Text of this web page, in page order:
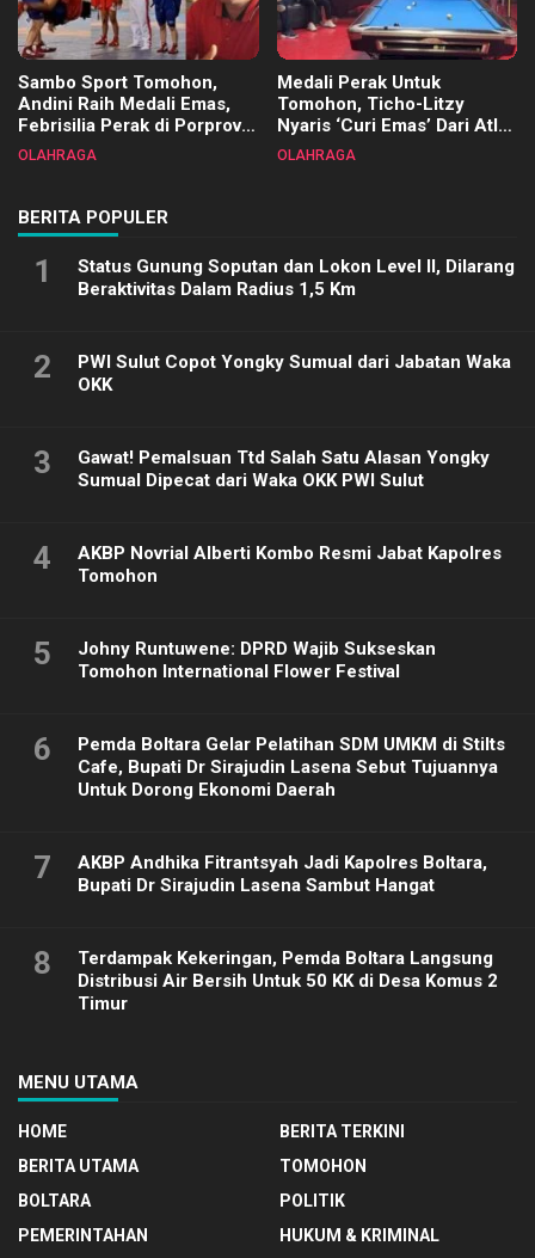
Sambo Sport Tomohon,
Andini Raih Medali Emas,
Febrisilia Perak di Porprov
Sulut 2025
OLAHRAGA
Medali Perak Untuk
Tomohon, Ticho-Litzy
Nyaris ‘Curi Emas’ Dari Atlet
Biliar PON di Porprov Sulut
OLAHRAGA
BERITA POPULER
1
Status Gunung Soputan dan Lokon Level II, Dilarang
Beraktivitas Dalam Radius 1,5 Km
2
PWI Sulut Copot Yongky Sumual dari Jabatan Waka
OKK
3
Gawat! Pemalsuan Ttd Salah Satu Alasan Yongky
Sumual Dipecat dari Waka OKK PWI Sulut
4
AKBP Novrial Alberti Kombo Resmi Jabat Kapolres
Tomohon
5
Johny Runtuwene: DPRD Wajib Sukseskan
Tomohon International Flower Festival
6
Pemda Boltara Gelar Pelatihan SDM UMKM di Stilts
Cafe, Bupati Dr Sirajudin Lasena Sebut Tujuannya
Untuk Dorong Ekonomi Daerah
7
AKBP Andhika Fitrantsyah Jadi Kapolres Boltara,
Bupati Dr Sirajudin Lasena Sambut Hangat
8
Terdampak Kekeringan, Pemda Boltara Langsung
Distribusi Air Bersih Untuk 50 KK di Desa Komus 2
Timur
MENU UTAMA
HOME
BERITA TERKINI
BERITA UTAMA
TOMOHON
BOLTARA
POLITIK
PEMERINTAHAN
HUKUM & KRIMINAL